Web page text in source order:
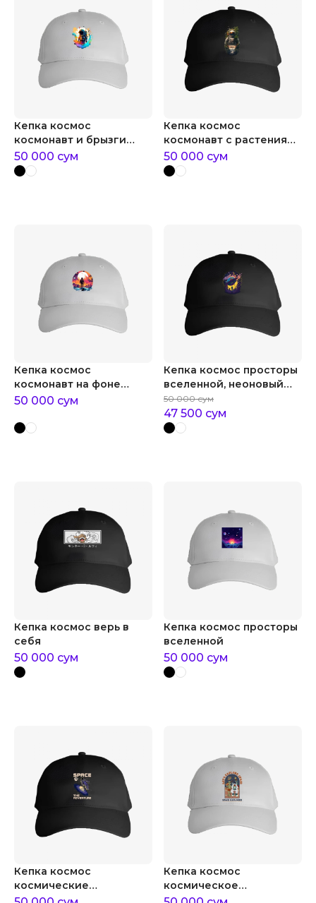
Кепка космос
космонавт и брызги
краски
50 000 сум
Кепка космос
космонавт с растениями
на спине
50 000 сум
Кепка космос
космонавт на фоне
планеты
50 000 сум
Кепка космос просторы
вселенной, неоновый
пантон
50 000 сум
47 500 сум
Кепка космос верь в
себя
50 000 сум
Кепка космос просторы
вселенной
50 000 сум
Кепка космос
космические
приключения
Кепка космос
космическое
приключение